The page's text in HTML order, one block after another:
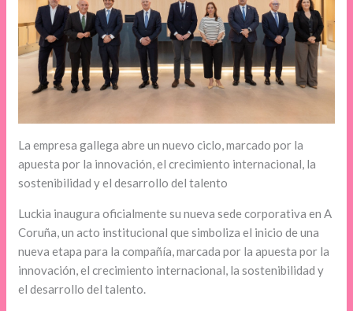
La empresa gallega abre un nuevo ciclo, marcado por la
apuesta por la innovación, el crecimiento internacional, la
sostenibilidad y el desarrollo del talento
Luckia inaugura oficialmente su nueva sede corporativa en A
Coruña, un acto institucional que simboliza el inicio de una
nueva etapa para la compañía, marcada por la apuesta por la
innovación, el crecimiento internacional, la sostenibilidad y
el desarrollo del talento.